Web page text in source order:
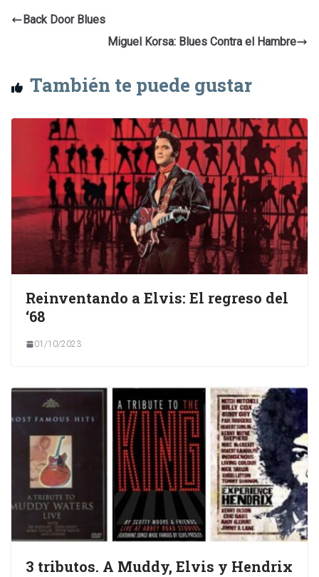
Back Door Blues
Miguel Korsa: Blues Contra el Hambre
También te puede gustar
Reinventando a Elvis: El regreso del
‘68
01/10/2023
3 tributos. A Muddy, Elvis y Hendrix